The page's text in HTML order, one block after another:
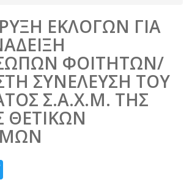
ΕΚΛΟΓΩΝ ΓΙΑ
ΦΟΙΤΗΤΩΝ/
ΣΥΝΕΛΕΥΣΗ ΤΟΥ
Σ.Α.Χ.Μ. ΤΗΣ
ΘΕΤΙΚΩΝ